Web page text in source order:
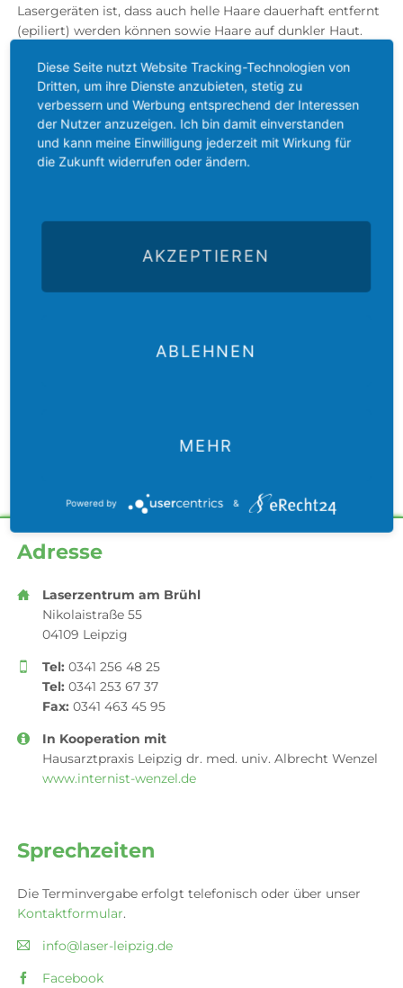
Lasergeräten ist, dass auch helle Haare dauerhaft entfernt
(epiliert) werden können sowie Haare auf dunkler Haut.
ONLINE-TERMINVERGABE FÜR
TATTOOENTFERNUNG UND ENTHAARUNG
(EPILATION)
Adresse
Laserzentrum am Brühl
Nikolaistraße 55
04109 Leipzig
Tel: 0341 256 48 25
Tel: 0341 253 67 37
Fax: 0341 463 45 95
In Kooperation mit
Hausarztpraxis Leipzig dr. med. univ. Albrecht Wenzel
www.internist-wenzel.de
Sprechzeiten
Die Terminvergabe erfolgt telefonisch oder über unser
Kontaktformular.
info@laser-leipzig.de
Facebook
Diese Seite nutzt Website Tracking-Technologien von
Dritten, um ihre Dienste anzubieten, stetig zu
verbessern und Werbung entsprechend der Interessen
der Nutzer anzuzeigen. Ich bin damit einverstanden
und kann meine Einwilligung jederzeit mit Wirkung für
die Zukunft widerrufen oder ändern.
AKZEPTIEREN
ABLEHNEN
MEHR
Powered by &